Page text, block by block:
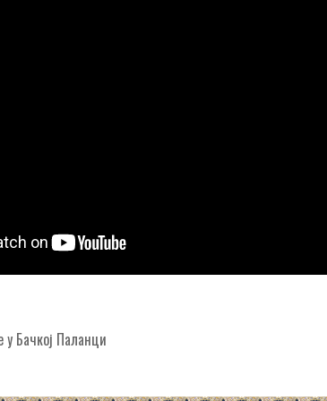
Бачкој Паланци